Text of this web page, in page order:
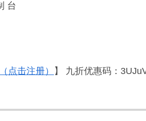
台
点击注册） 】 九折优惠码：